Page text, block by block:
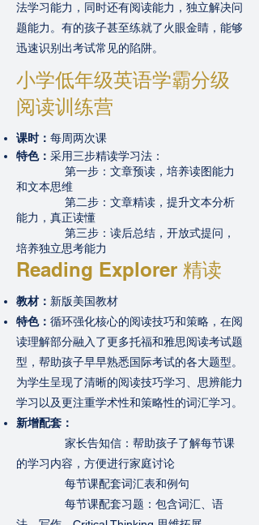
法学习能力，同时还有阅读能力，独立解决问
题能力。有的孩子甚至练就了火眼金睛，能够
迅速识别出考试常见的陷阱。
小学低年级英语学霸分级
阅读训练营
课时： 每周两次课
特色： 采用三步精读学习法：
第一步：文章预读，培养读图能力
和文本思维
第二步：文章精读，提升文本分析
能力，真正读懂
第三步：读后总结，开放式提问，
培养独立思考能力
Reading Explorer 精读
教材： 新版美国教材
特色： 循环强化核心的阅读技巧和策略，在阅
读理解部分融入了更多托福和雅思阅读考试题
型，帮助孩子早早熟悉国际考试的各大题型。
为学生呈现了清晰的阅读技巧学习、思辨能力
学习以及更注重学术性和策略性的词汇学习。
新增配套：
家长告知信：帮助孩子了解每节课
的学习内容，方便进行家庭讨论
每节课配套词汇表和例句
每节课配套习题：包含词汇、语